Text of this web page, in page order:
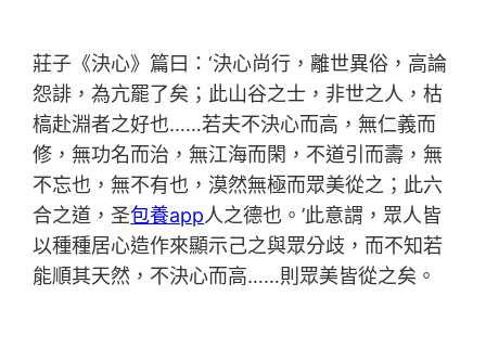
莊子《決心》篇曰：‘決心尚行，離世異俗，高論
怨誹，為亢罷了矣；此山谷之士，非世之人，枯
槁赴淵者之好也……若夫不決心而高，無仁義而
修，無功名而治，無江海而閑，不道引而壽，無
不忘也，無不有也，漠然無極而眾美從之；此六
合之道，圣包養app人之德也。’此意謂，眾人皆
以種種居心造作來顯示己之與眾分歧，而不知若
能順其天然，不決心而高……則眾美皆從之矣。